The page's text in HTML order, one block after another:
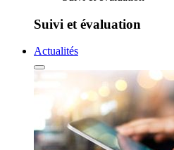
Suivi et évaluation
Actualités